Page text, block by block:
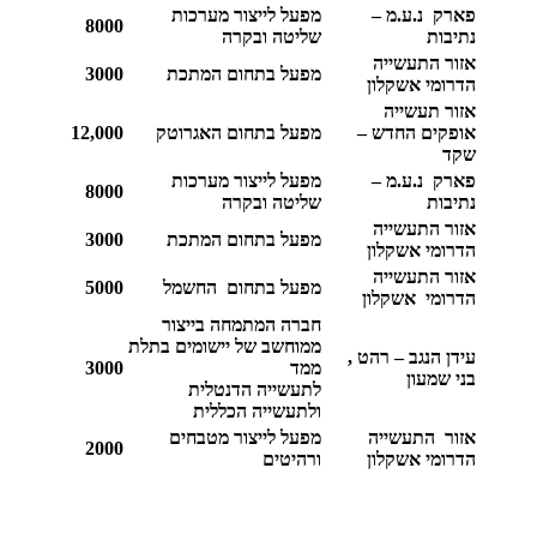
פארק נ.ע.מ –
נתיבות
מפעל לייצור מערכות
שליטה ובקרה
8000
אזור התעשייה
הדרומי אשקלון
מפעל בתחום המתכת
3000
אזור תעשייה
אופקים החדש –
שקד
מפעל בתחום האגרוטק 12,000
פארק נ.ע.מ –
נתיבות
מפעל לייצור מערכות
שליטה ובקרה
8000
אזור התעשייה
הדרומי אשקלון
מפעל בתחום המתכת
3000
אזור התעשייה
הדרומי אשקלון
מפעל בתחום החשמל 5000
עידן הנגב – רהט ,
בני שמעון
חברה המתמחה בייצור
ממוחשב של יישומים בתלת
ממד
לתעשייה הדנטלית
ולתעשייה הכללית
3000
אזור התעשייה
הדרומי אשקלון
מפעל לייצור מטבחים
ורהיטים
2000